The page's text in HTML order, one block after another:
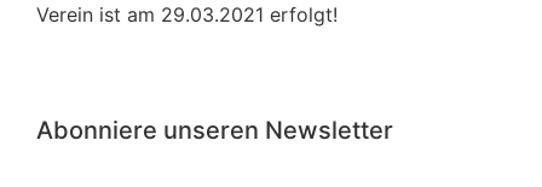
Verein ist am 29.03.2021 erfolgt!
Abonniere unseren Newsletter